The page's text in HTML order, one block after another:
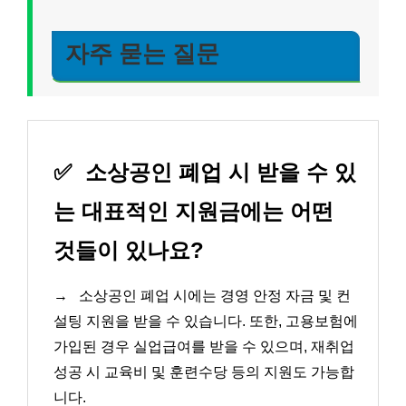
자주 묻는 질문
✅ 소상공인 폐업 시 받을 수 있
는 대표적인 지원금에는 어떤
것들이 있나요?
→
소상공인 폐업 시에는 경영 안정 자금 및 컨
설팅 지원을 받을 수 있습니다. 또한, 고용보험에
가입된 경우 실업급여를 받을 수 있으며, 재취업
성공 시 교육비 및 훈련수당 등의 지원도 가능합
니다.